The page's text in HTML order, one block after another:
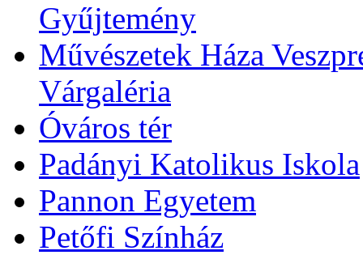
Gyűjtemény
Művészetek Háza
Várgaléria
Óváros tér
Padányi Katolikus Iskola
Pannon Egyetem
Petőfi Színház